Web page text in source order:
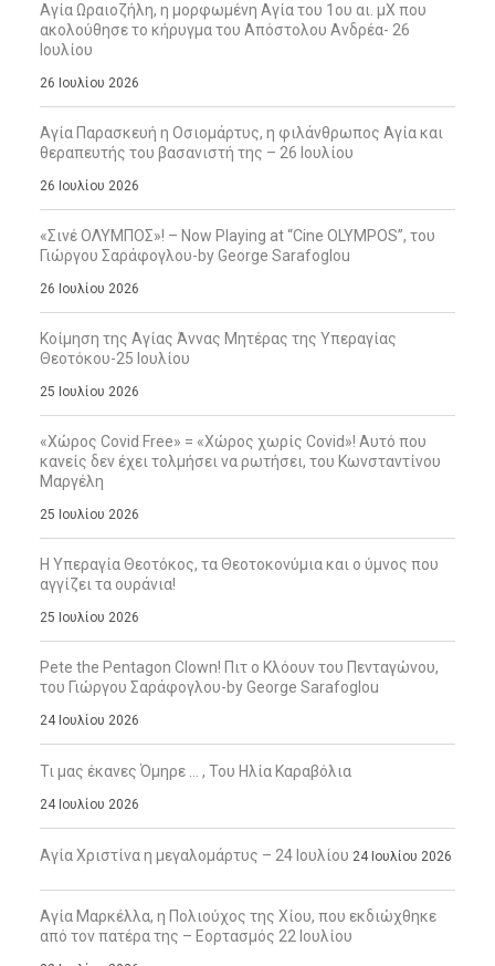
Αγία Ωραιοζήλη, η μορφωμένη Αγία του 1ου αι. μΧ που
ακολούθησε το κήρυγμα του Απόστολου Ανδρέα- 26
Ιουλίου
26 Ιουλίου 2026
Αγία Παρασκευή η Οσιομάρτυς, η φιλάνθρωπος Αγία και
θεραπευτής του βασανιστή της – 26 Ιουλίου
26 Ιουλίου 2026
«Σινέ ΟΛΥΜΠΟΣ»! – Now Playing at “Cine OLYMPOS”, του
Γιώργου Σαράφογλου-by George Sarafoglou
26 Ιουλίου 2026
Κοίμηση της Αγίας Άννας Μητέρας της Υπεραγίας
Θεοτόκου-25 Ιουλίου
25 Ιουλίου 2026
«Χώρος Covid Free» = «Χώρος χωρίς Covid»! Αυτό που
κανείς δεν έχει τολμήσει να ρωτήσει, του Κωνσταντίνου
Μαργέλη
25 Ιουλίου 2026
Η Υπεραγία Θεοτόκος, τα Θεοτοκονύμια και ο ύμνος που
αγγίζει τα ουράνια!
25 Ιουλίου 2026
Pete the Pentagon Clown! Πιτ ο Κλόουν του Πενταγώνου,
του Γιώργου Σαράφογλου-by George Sarafoglou
24 Ιουλίου 2026
Τι μας έκανες Όμηρε … , Του Ηλία Καραβόλια
24 Ιουλίου 2026
Αγία Χριστίνα η μεγαλομάρτυς – 24 Ιουλίου 24 Ιουλίου 2026
Αγία Μαρκέλλα, η Πολιούχος της Χίου, που εκδιώχθηκε
από τον πατέρα της – Εορτασμός 22 Ιουλίου